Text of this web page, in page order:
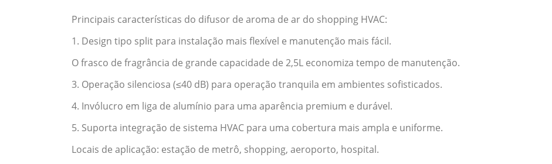
Principais características do difusor de aroma de ar do shopping HVAC:
1. Design tipo split para instalação mais flexível e manutenção mais fácil.
O frasco de fragrância de grande capacidade de 2,5L economiza tempo de manutenção.
3. Operação silenciosa (≤40 dB) para operação tranquila em ambientes sofisticados.
4. Invólucro em liga de alumínio para uma aparência premium e durável.
5. Suporta integração de sistema HVAC para uma cobertura mais ampla e uniforme.
Locais de aplicação: estação de metrô, shopping, aeroporto, hospital.